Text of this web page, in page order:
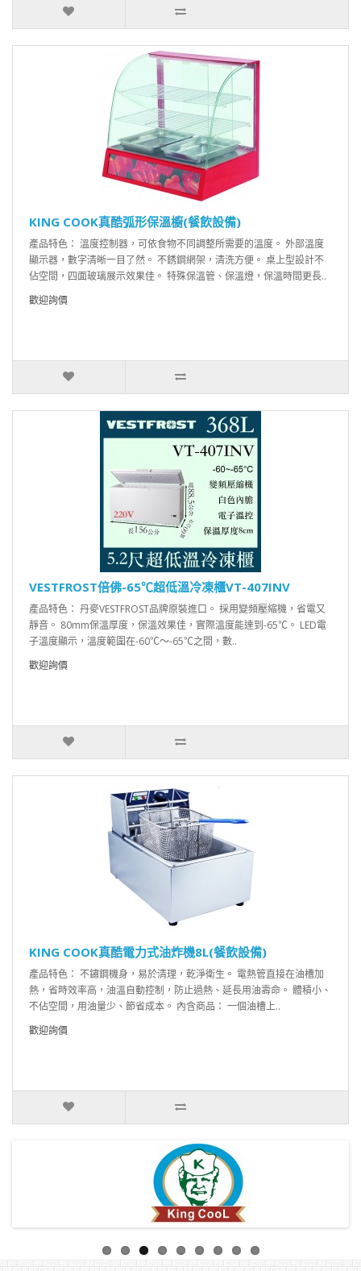
KING COOK真酷弧形保溫櫥(餐飲設備)
產品特色： 溫度控制器，可依食物不同調整所需要的溫度。 外部溫度
顯示器，數字清晰一目了然。 不銹鋼網架，清洗方便。 桌上型設計不
佔空間，四面玻璃展示效果佳。 特殊保溫管、保溫燈，保溫時間更長..
歡迎詢價
VESTFROST倍佛-65℃超低溫冷凍櫃VT-407INV
產品特色： 丹麥VESTFROST品牌原裝進口。 採用變頻壓縮機，省電又
靜音。 80mm保溫厚度，保溫效果佳，實際溫度能達到-65℃。 LED電
子溫度顯示，溫度範圍在-60℃～-65℃之間，數..
歡迎詢價
KING COOK真酷電力式油炸機8L(餐飲設備)
產品特色： 不鏽鋼機身，易於清理，乾淨衛生。 電熱管直接在油槽加
熱，省時效率高，油溫自動控制，防止過熱、延長用油壽命。 體積小、
不佔空間，用油量少、節省成本。 內含商品： 一個油槽上..
歡迎詢價